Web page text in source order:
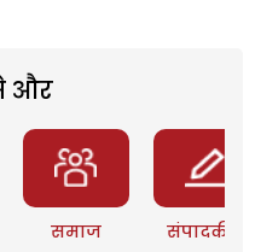
और
समाज संपादकीय